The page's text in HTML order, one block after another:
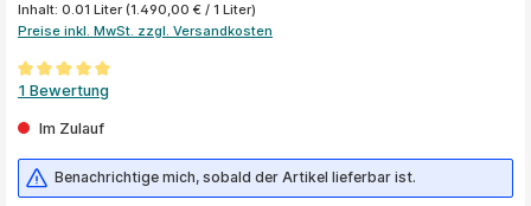
Inhalt: 0.01 Liter (1.490,00 € / 1 Liter)
Preise inkl. MwSt. zzgl. Versandkosten
Durchschnittliche Bewertung von 5 von 5 Sternen
1 Bewertung
Im Zulauf
Benachrichtige mich, sobald der Artikel lieferbar ist.